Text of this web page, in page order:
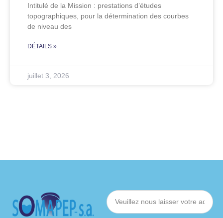
Intitulé de la Mission : prestations d’études
topographiques, pour la détermination des courbes
de niveau des
DÉTAILS »
juillet 3, 2026